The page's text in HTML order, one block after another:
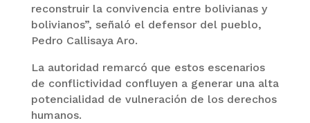
reconstruir la convivencia entre bolivianas y
bolivianos”, señaló el defensor del pueblo,
Pedro Callisaya Aro.
La autoridad remarcó que estos escenarios
de conflictividad confluyen a generar una alta
potencialidad de vulneración de los derechos
humanos.